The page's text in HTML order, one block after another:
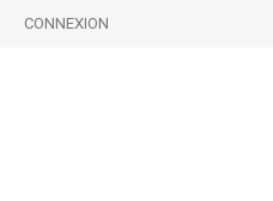
CONNEXION